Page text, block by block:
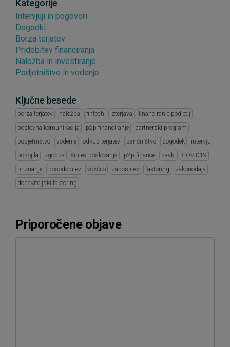
Kategorije
Intervjuji in pogovori
Dogodki
Borza terjatev
Pridobitev financiranja
Naložba in investiranje
Podjetništvo in vodenje
Ključne besede
borza terjatev naložba fintech izterjava
financiranje podjetij
poslovna komunikacija
p2p financiranje
partnerski program
podjetništvo
vodenje odkup terjatev bančništvo dogodek
intervju
posojila
zgodba širitev poslovanja p2p finance davki
COVID19
priznanje
posodobitev voščilo zaposlitev faktoring
zakonodaja
dobaviteljski faktoring
Priporočene objave